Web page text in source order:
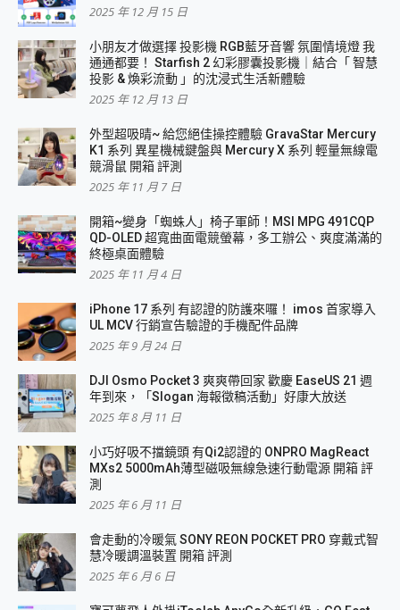
2025 年 12 月 15 日
小朋友才做選擇 投影機 RGB藍牙音響 氛圍情境燈 我
通通都要！ Starfish 2 幻彩膠囊投影機｜結合「 智慧
投影 & 煥彩流動 」的沈浸式生活新體驗
2025 年 12 月 13 日
外型超吸晴~ 給您絕佳操控體驗 GravaStar Mercury
K1 系列 異星機械鍵盤與 Mercury X 系列 輕量無線電
競滑鼠 開箱 評測
2025 年 11 月 7 日
開箱~變身「蜘蛛人」椅子軍師！MSI MPG 491CQP
QD-OLED 超寬曲面電競螢幕，多工辦公、爽度滿滿的
終極桌面體驗
2025 年 11 月 4 日
iPhone 17 系列 有認證的防護來囉！ imos 首家導入
UL MCV 行銷宣告驗證的手機配件品牌
2025 年 9 月 24 日
DJI Osmo Pocket 3 爽爽帶回家 歡慶 EaseUS 21 週
年到來，「Slogan 海報徵稿活動」好康大放送
2025 年 8 月 11 日
小巧好吸不擋鏡頭 有Qi2認證的 ONPRO MagReact
MXs2 5000mAh薄型磁吸無線急速行動電源 開箱 評
測
2025 年 6 月 11 日
會走動的冷暖氣 SONY REON POCKET PRO 穿戴式智
慧冷暖調溫裝置 開箱 評測
2025 年 6 月 6 日